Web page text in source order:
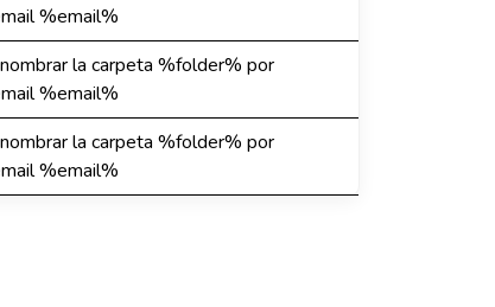
%email%
la carpeta %folder% por
%email%
la carpeta %folder% por
%email%